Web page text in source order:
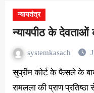
न्यायतंत्र
न्यायपीठ के देवताओं
systemkasach
सुप्रीम कोर्ट के फैसले के बाद 22 जनवरी 2024 को जहाँ एक तरफ
रामलला की प्राण